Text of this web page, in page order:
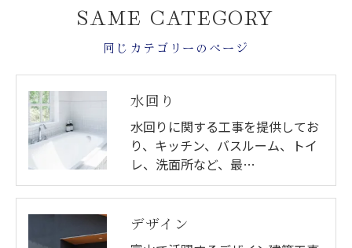
同じカテゴリーのページ
SAME CATEGORY
水回り
水回りに関する工事を提供してお
り、キッチン、バスルーム、トイ
レ、洗面所など、最…
デザイン